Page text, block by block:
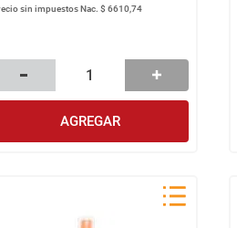
sin impuestos Nac. $ 6610,74
AGREGAR